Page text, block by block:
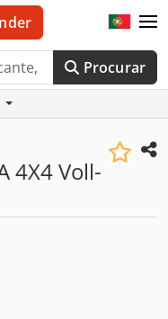
Procurar
4X4 Voll-